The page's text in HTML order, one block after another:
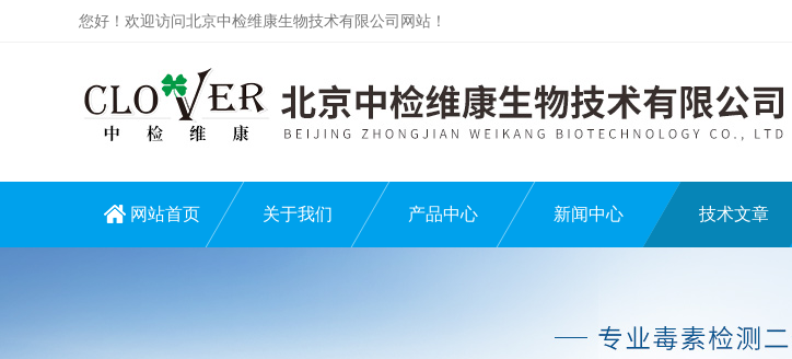
您好！欢迎访问北京中检维康生物技术有限公司网站！
网站首页 关于我们 产品中心 新闻中心 技术文章